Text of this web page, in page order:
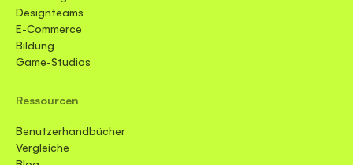
Designteams
E-Commerce
Bildung
Game-Studios
Ressourcen
Benutzerhandbücher
Vergleiche